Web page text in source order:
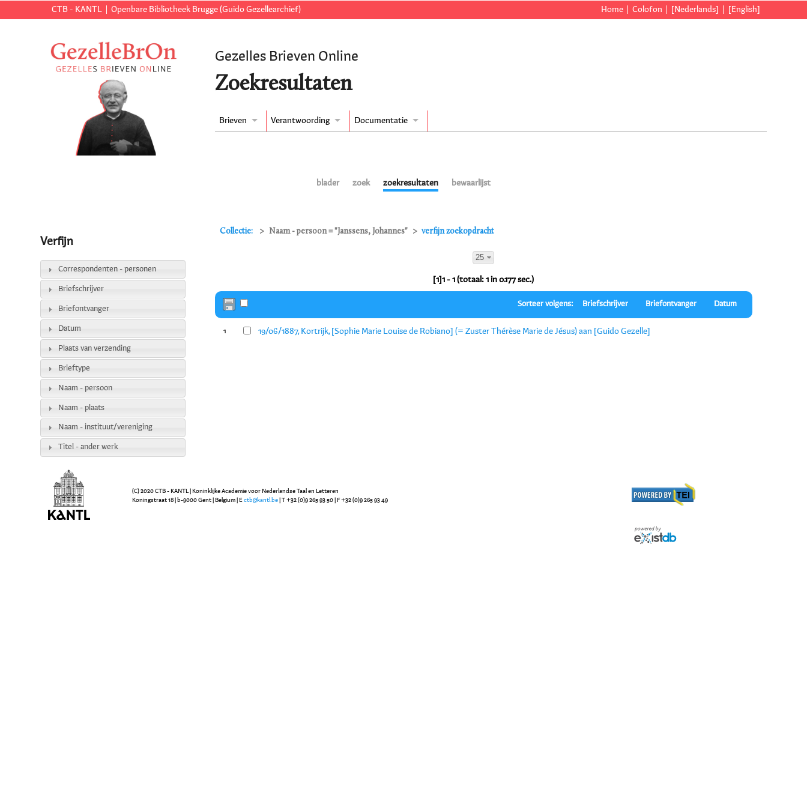
CTB - KANTL Openbare Bibliotheek Brugge (Guido Gezellearchief) Home Colofon [Nederlands] [English]
Gezelles Brieven Online
Zoekresultaten
Brieven Verantwoording Documentatie
blader zoek zoekresultaten bewaarlijst
Collectie: Naam - persoon = "Janssens, Johannes" verfijn zoekopdracht
25
[1]1 - 1 (totaal: 1 in 0.177 sec.)
Sorteer volgens: Briefschrijver Briefontvanger Datum
1 19/06/1887, Kortrijk, [Sophie Marie Louise de Robiano] (= Zuster Thérèse Marie de Jésus) aan [Guido Gezelle]
Verfijn
Correspondenten - personen
Briefschrijver
Briefontvanger
Datum
Plaats van verzending
Brieftype
Naam - persoon
Naam - plaats
Naam - instituut/vereniging
Titel - ander werk
(C) 2020 CTB - KANTL | Koninklijke Academie voor Nederlandse Taal en Letteren
Koningstraat 18 | b-9000 Gent | Belgium | Ectb@kantl.be | T +32 (0)9 265 93 50 | F +32 (0)9 265 93 49